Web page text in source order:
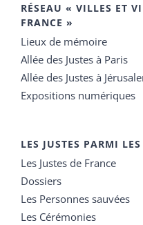
RÉSEAU « VILLES ET
FRANCE »
Lieux de mémoire
Allée des Justes à Paris
Allée des Justes à
Expositions numériques
LES JUSTES PARMI
Les Justes de France
Dossiers
Les Personnes sauvées
Les Cérémonies